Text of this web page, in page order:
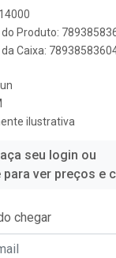
Produto:
Caixa:
ilustrativa
seu login ou
ver preços e
chegar